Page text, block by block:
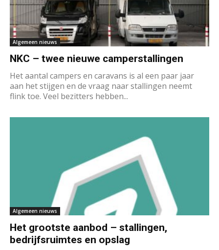
Algemeen nieuws
NKC – twee nieuwe camperstallingen
Het aantal campers en caravans is al een paar jaar
aan het stijgen en de vraag naar stallingen neemt
flink toe. Veel bezitters hebben...
Algemeen nieuws
Het grootste aanbod – stallingen,
bedrijfsruimtes en opslag